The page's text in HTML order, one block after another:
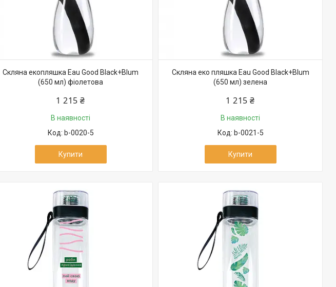
Скляна екопляшка Eau Good Black+Blum
(650 мл) фіолетова
1 215 ₴
В наявності
b-0020-5
Купити
Скляна еко пляшка Eau Good Black+Blum
(650 мл) зелена
1 215 ₴
В наявності
b-0021-5
Купити